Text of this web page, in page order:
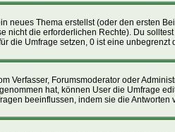
neues Thema erstellst (oder den ersten
nicht die erforderlichen Rechte). Du
die Umfrage setzen, 0 ist eine
Verfasser, Forumsmoderator oder
hat, können User die Umfrage
beeinflussen, indem sie die Antworten